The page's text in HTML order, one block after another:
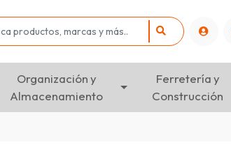
Organización y
Almacenamiento
Ferretería y
Construcción